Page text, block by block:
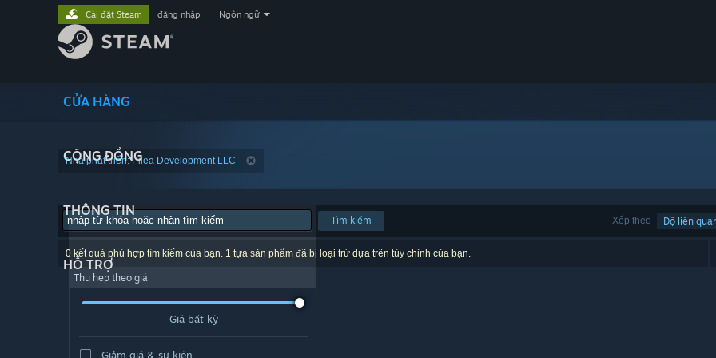
CỬA HÀNG
CỘNG ĐỒNG
THÔNG TIN
HỖ TRỢ
Cài đặt Steam đăng nhập Ngôn ngữ
Nhà phát triển: Pilea Development LLC
Xếp theo Độ liên
Tìm kiếm
0 kết quả phù hợp tìm kiếm của bạn. 1 tựa sản phẩm đã bị loại trừ dựa trên tùy chỉnh của bạn.
Thu hẹp theo giá
Giá bất kỳ
Giảm giá & sự kiện